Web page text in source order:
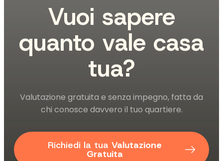
Vuoi sapere
quanto vale casa
tua?
Valutazione gratuita e senza impegno, fatta da
chi conosce davvero il tuo quartiere.
Richiedi la tua Valutazione
Gratuita